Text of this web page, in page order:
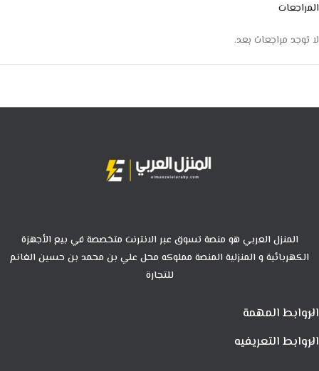
المراجعات
لا توجد مراجعات بعد.
المنزل العربي هو منصة تسوق عبر الانترنت متخصصة في بيع الأجهزة
الكهربائية و المنزلية المنصة مملوكه محل علي بن محمد بن حسين الغانم
للتجارة
الروابط المهمة
الروابط التعريفيه